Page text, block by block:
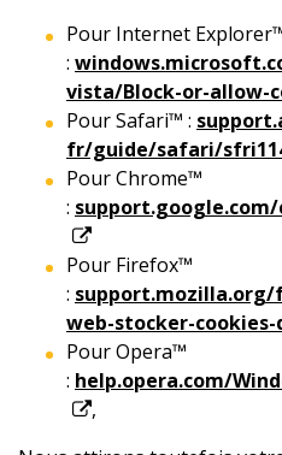
Pour Internet
:
vista/Block-or-allow-
Pour Safari™ :
fr/guide/safari/
Pour Chrome™
:
Pour Firefox™
:
web-stocker-
Pour Opera™
: help.opera.com/
,